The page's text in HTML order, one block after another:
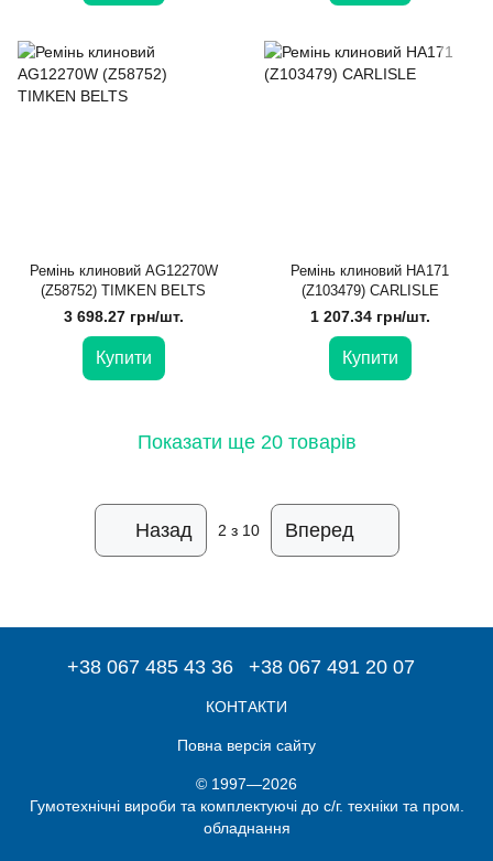
Ремінь клиновий AG12270W
(Z58752) TIMKEN BELTS
3 698.27 грн/шт.
Купити
Ремінь клиновий HA171
(Z103479) CARLISLE
1 207.34 грн/шт.
Купити
Показати ще 20 товарів
Назад 2 з 10 Вперед
+38 067 485 43 36 +38 067 491 20 07
КОНТАКТИ
Повна версія сайту
© 1997—2026
Гумотехнічні вироби та комплектуючі до с/г. техніки та пром.
обладнання